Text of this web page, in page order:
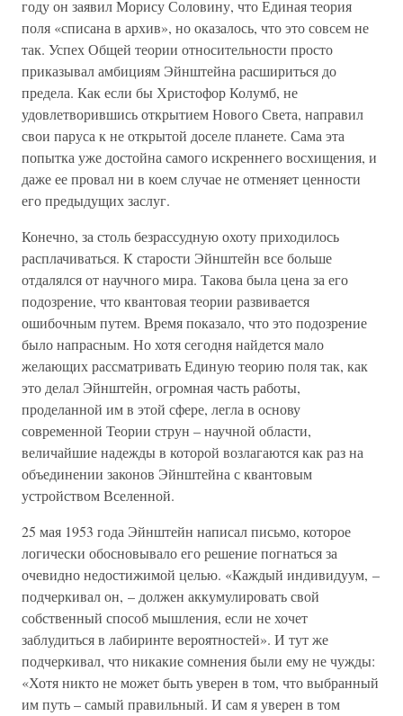
году он заявил Морису Соловину, что Единая теория
поля «списана в архив», но оказалось, что это совсем не
так. Успех Общей теории относительности просто
приказывал амбициям Эйнштейна расшириться до
предела. Как если бы Христофор Колумб, не
удовлетворившись открытием Нового Света, направил
свои паруса к не открытой доселе планете. Сама эта
попытка уже достойна самого искреннего восхищения, и
даже ее провал ни в коем случае не отменяет ценности
его предыдущих заслуг.
Конечно, за столь безрассудную охоту приходилось
расплачиваться. К старости Эйнштейн все больше
отдалялся от научного мира. Такова была цена за его
подозрение, что квантовая теории развивается
ошибочным путем. Время показало, что это подозрение
было напрасным. Но хотя сегодня найдется мало
желающих рассматривать Единую теорию поля так, как
это делал Эйнштейн, огромная часть работы,
проделанной им в этой сфере, легла в основу
современной Теории струн – научной области,
величайшие надежды в которой возлагаются как раз на
объединении законов Эйнштейна с квантовым
устройством Вселенной.
25 мая 1953 года Эйнштейн написал письмо, которое
логически обосновывало его решение погнаться за
очевидно недостижимой целью. «Каждый индивидуум, –
подчеркивал он, – должен аккумулировать свой
собственный способ мышления, если не хочет
заблудиться в лабиринте вероятностей». И тут же
подчеркивал, что никакие сомнения были ему не чужды:
«Хотя никто не может быть уверен в том, что выбранный
им путь – самый правильный. И сам я уверен в том